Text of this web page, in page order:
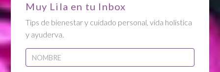
Muy Lila en tu Inbox
Tips de bienestar y cuidado personal, vida holística
y ayuderva.